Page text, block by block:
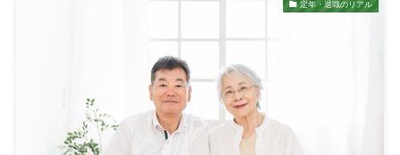
定年・退職のリアル